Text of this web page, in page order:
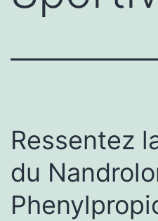
Ressentez
du